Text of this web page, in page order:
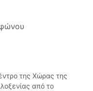
της Χώρας της
από το